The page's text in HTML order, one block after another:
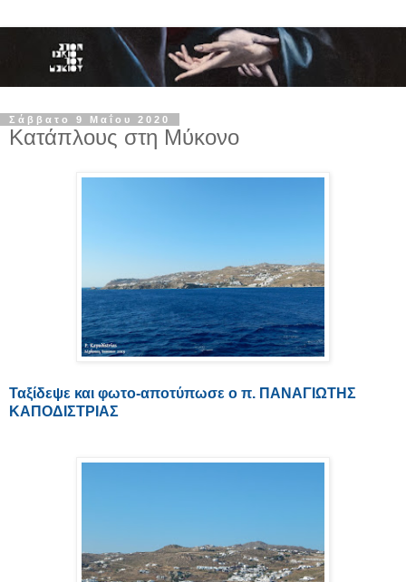
Σάββατο 9 Μαΐου 2020
Κατάπλους στη Μύκονο
Ταξίδεψε και φωτο-αποτύπωσε ο π. ΠΑΝΑΓΙΩΤΗΣ
ΚΑΠΟΔΙΣΤΡΙΑΣ